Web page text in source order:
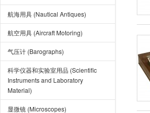
航海用具 (Nautical Antiques)
航空用具 (Aircraft Motoring)
气压计 (Barographs)
科学仪器和实验室用品 (Scientific
Instruments and Laboratory
Material)
显微镜 (Microscopes)